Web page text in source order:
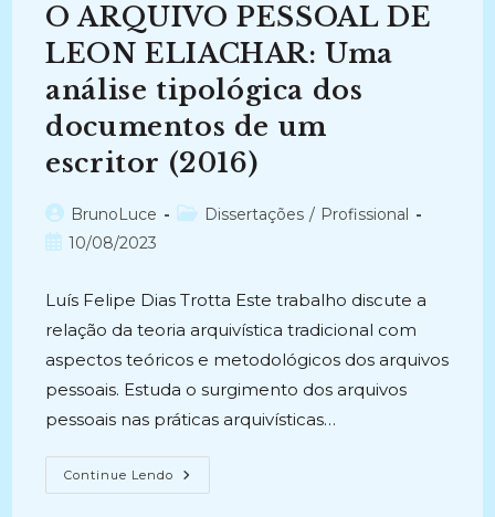
Internacional
De
Higiene
(2006-
2008)
O ARQUIVO PESSOAL DE
LEON ELIACHAR: Uma
análise tipológica dos
documentos de um
escritor (2016)
Autor
do
BrunoLuce
Categoria
Dissertações / Profissional
Post10/08/2023
Luís Felipe Dias Trotta Este trabalho discute a
relação da teoria arquivística tradicional com
aspectos teóricos e metodológicos dos arquivos
pessoais. Estuda o surgimento dos arquivos
pessoais nas práticas arquivísticas…
Continue Lendo O
ARQUIVO